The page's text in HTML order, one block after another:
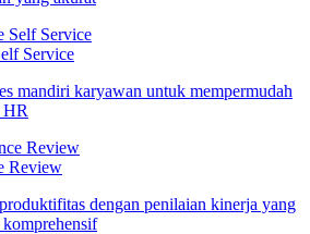
Service
mandiri karyawan untuk mempermudah
HR
Review
dengan penilaian kinerja yang